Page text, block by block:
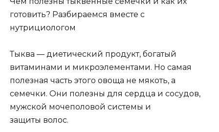
готовить? Разбираемся вместе с
нутрициологом
Тыква — диетический продукт, богатый
витаминами и микроэлементами. Но самая
полезная часть этого овоща не мякоть, а
семечки. Они полезны для сердца и сосудов,
мужской мочеполовой системы и
защиты волос.